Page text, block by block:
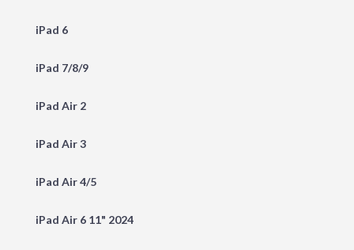
iPad 6
iPad 7/8/9
iPad Air 2
iPad Air 3
iPad Air 4/5
iPad Air 6 11" 2024